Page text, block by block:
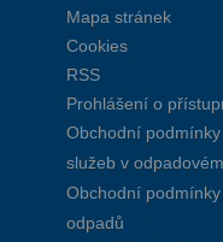
Mapa stránek
Cookies
RSS
Prohlášení o
Obchodní
služeb v
Obchodní
odpadů